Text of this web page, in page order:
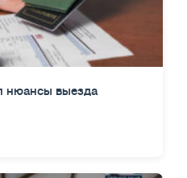
нюансы выезда